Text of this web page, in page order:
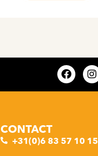
CONTACT
+31(0)6 83 57 10 15